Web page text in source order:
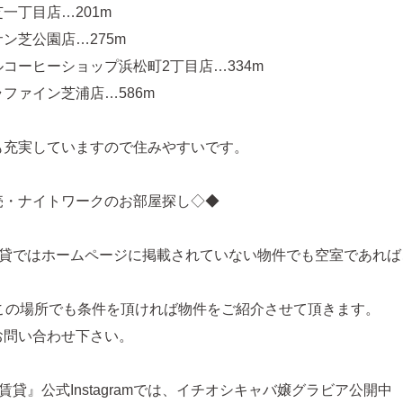
一丁目店…201m
ン芝公園店…275m
コーヒーショップ浜松町2丁目店…334m
ファイン芝浦店…586m
実していますので住みやすいです。
ナイトワークのお部屋探し◇◆
ではホームページに掲載されていない物件でも空室であれ
の場所でも条件を頂ければ物件をご紹介させて頂きます。
い合わせ下さい。
貸』公式Instagramでは、イチオシキャバ嬢グラビア公開中